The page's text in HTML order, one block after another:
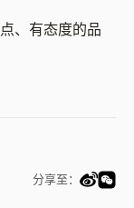
、有态度的品
分享至：